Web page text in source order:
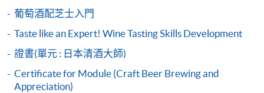
報讀同一學歷頒授課程內其他單元
交下期學費的學員，提供網上服務，如學員就讀的課
程設有此服務，課程負責人會通知學員有關程序。
葡萄酒配芝士入門
Taste like an Expert! Wine Tasting Skills Development
證書(單元 : 日本清酒大師)
Certificate for Module (Craft Beer Brewing and
Appreciation)